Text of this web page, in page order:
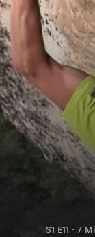
S1 E11 · 7